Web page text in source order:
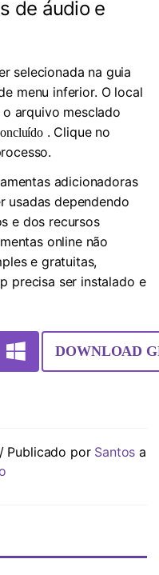
de áudio e
selecionada na guia
menu inferior. O local
arquivo mesclado
. Clique no
adicionadoras
usadas dependendo
e dos recursos
online não
e gratuitas,
precisa ser instalado e
DOWNLOAD
/ Publicado por Santos a